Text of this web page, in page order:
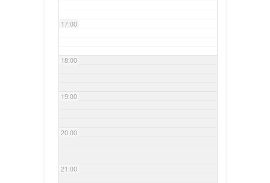
17:00
18:00
19:00
20:00
21:00